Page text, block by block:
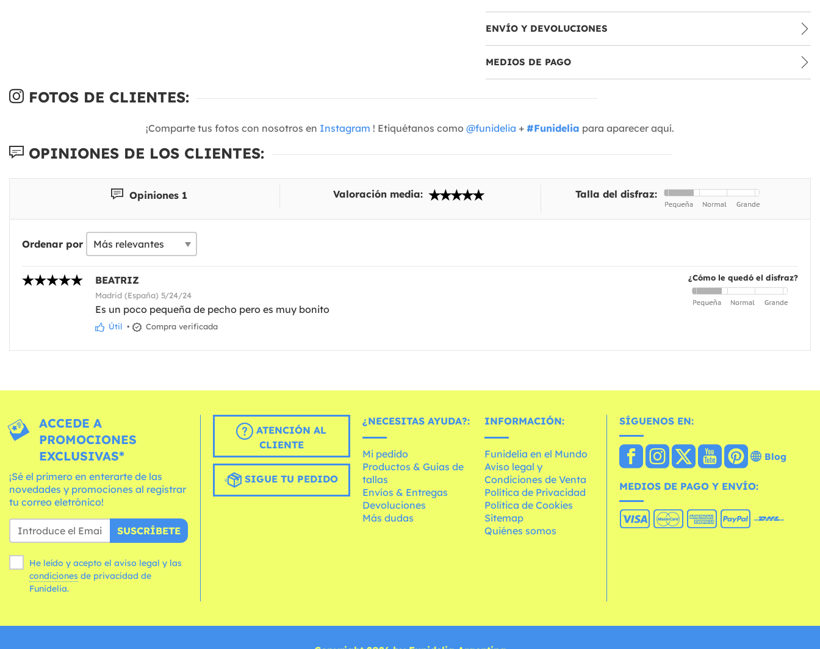
ENVÍO Y DEVOLUCIONES
MEDIOS DE PAGO
FOTOS DE CLIENTES:
¡Comparte tus fotos con nosotros en Instagram ! Etiquétanos como @funidelia + #Funidelia para aparecer aquí.
OPINIONES DE LOS CLIENTES:
Opiniones 1 Valoración media: Talla del disfraz:
Ordenar por
¿Cómo le quedó el disfraz?
BEATRIZ
Madrid (España) 5/24/24
Es un poco pequeña de pecho pero es muy bonito
Útil • Compra verificada
ACCEDE A
PROMOCIONES
EXCLUSIVAS*
¡Sé el primero en enterarte de las
novedades y promociones al registrar
tu correo eletrónico!
SUSCRÍBETE
He leído y acepto el aviso legal y las
condiciones
Funidelia.
ATENCIÓN AL
CLIENTE
SIGUE TU PEDIDO
¿NECESITAS AYUDA?:
Mi pedido
Productos & Guías de
tallas
Envíos & Entregas
Devoluciones
Más dudas
INFORMACIÓN:
Funidelia en el Mundo
Aviso legal y
Condiciones de Venta
Política de Privacidad
Política de Cookies
Sitemap
Quiénes somos
SÍGUENOS EN:
Blog
MEDIOS DE PAGO Y ENVÍO: